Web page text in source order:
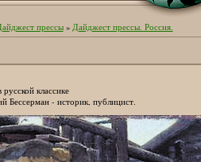
прессы» Дайджест прессы. Россия.
классике
Бессерман - историк, публицист.